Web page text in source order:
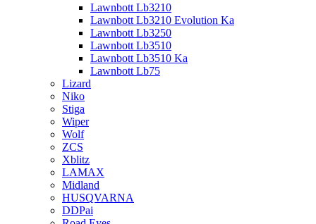
Lawnbott Lb3210
Lawnbott Lb3210 Evolution Ka
Lawnbott Lb3250
Lawnbott Lb3510
Lawnbott Lb3510 Ka
Lawnbott Lb75
Lizard
Niko
Stiga
Wiper
Wolf
ZCS
Xblitz
LAMAX
Midland
HUSQVARNA
DDPai